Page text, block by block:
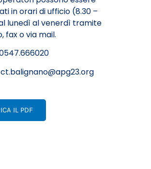
in orari di ufficio (8.30 –
lunedì al venerdì tramite
fax o via mail.
ct.balignano@apg23.org
IL PDF